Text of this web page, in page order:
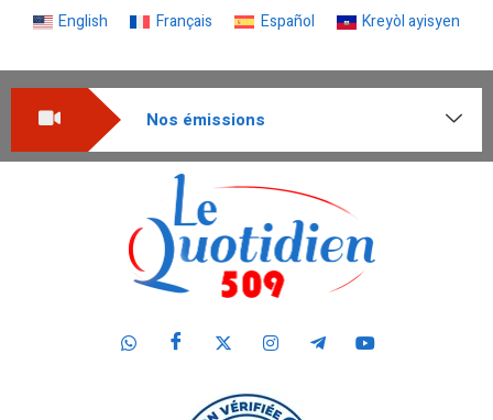
English Français Español Kreyòl ayisyen
Nos émissions